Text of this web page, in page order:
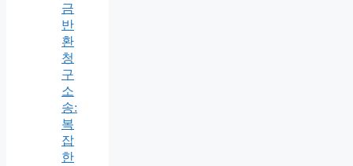
금
반
환
청
구
소
송:
복
잡
한